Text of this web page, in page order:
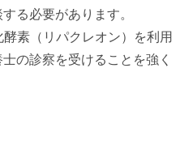
る必要があります。
素（リパクレオン）を利用
の診察を受けることを強く